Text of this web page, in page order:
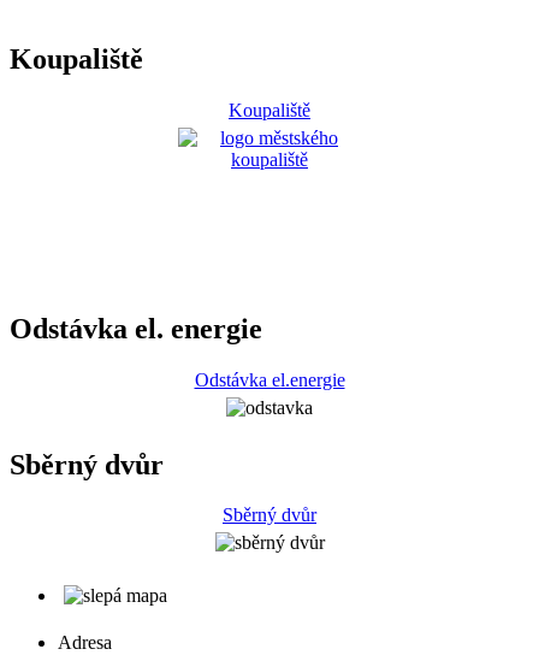
Koupaliště
Koupaliště
Odstávka el. energie
Odstávka el.energie
Sběrný dvůr
Sběrný dvůr
Adresa